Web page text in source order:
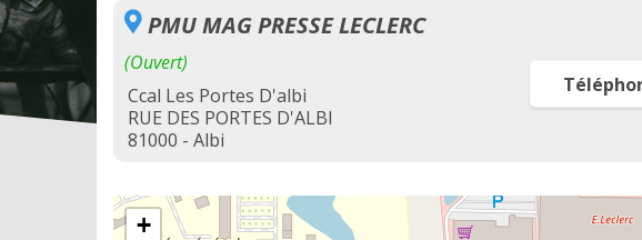
PMU MAG PRESSE LECLERC
(Ouvert)
Ccal Les Portes D'albi
RUE DES PORTES D'ALBI
81000 - Albi
+